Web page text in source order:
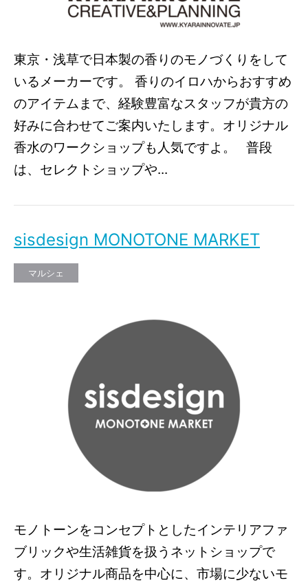
東京・浅草で日本製の香りのモノづくりをして
いるメーカーです。 香りのイロハからおすすめ
のアイテムまで、経験豊富なスタッフが貴方の
好みに合わせてご案内いたします。オリジナル
香水のワークショップも人気ですよ。 普段
は、セレクトショップや...
sisdesign MONOTONE MARKET
マルシェ
モノトーンをコンセプトとしたインテリアファ
ブリックや生活雑貨を扱うネットショップで
す。オリジナル商品を中心に、市場に少ないモ